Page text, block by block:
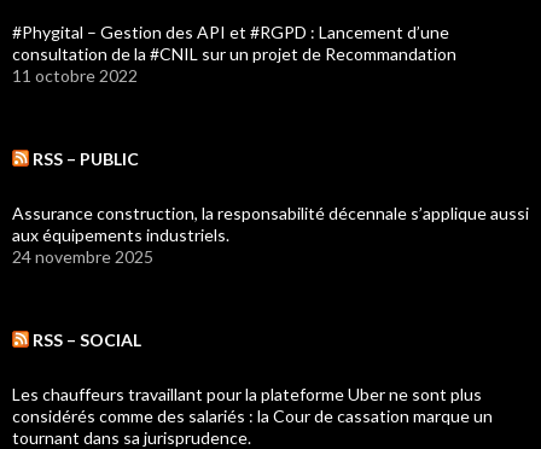
#Phygital – Gestion des API et #RGPD : Lancement d’une
consultation de la #CNIL sur un projet de Recommandation
11 octobre 2022
RSS – PUBLIC
Assurance construction, la responsabilité décennale s’applique aussi
aux équipements industriels.
24 novembre 2025
RSS – SOCIAL
Les chauffeurs travaillant pour la plateforme Uber ne sont plus
considérés comme des salariés : la Cour de cassation marque un
tournant dans sa jurisprudence.